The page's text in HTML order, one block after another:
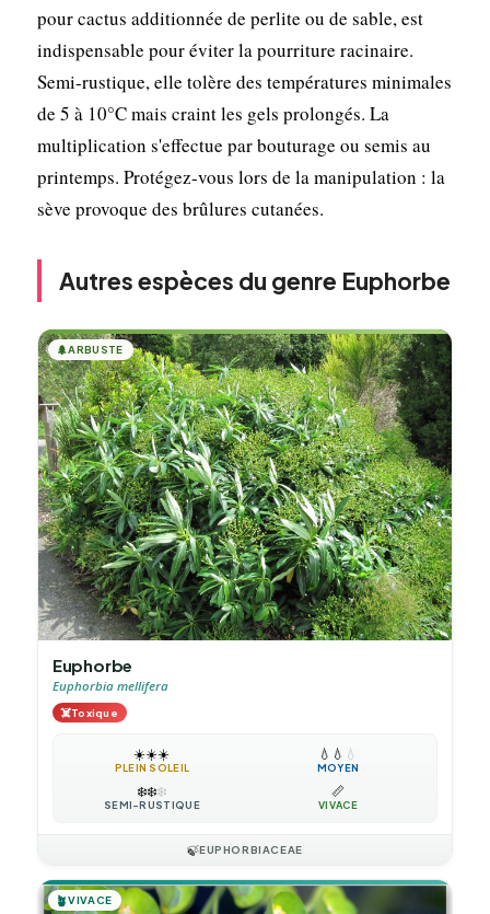
pour cactus additionnée de perlite ou de sable, est
indispensable pour éviter la pourriture racinaire.
Semi-rustique, elle tolère des températures minimales
de 5 à 10°C mais craint les gels prolongés. La
multiplication s'effectue par bouturage ou semis au
printemps. Protégez-vous lors de la manipulation : la
sève provoque des brûlures cutanées.
Autres espèces du genre Euphorbe
🌲ARBUSTE
Euphorbe
Euphorbia mellifera
☠️Toxique
☀️☀️☀️
PLEIN SOLEIL
💧 💧 💧
MOYEN
❄️❄️❄️
SEMI-RUSTIQUE
📏
VIVACE
🍃EUPHORBIACEAE
🪴VIVACE